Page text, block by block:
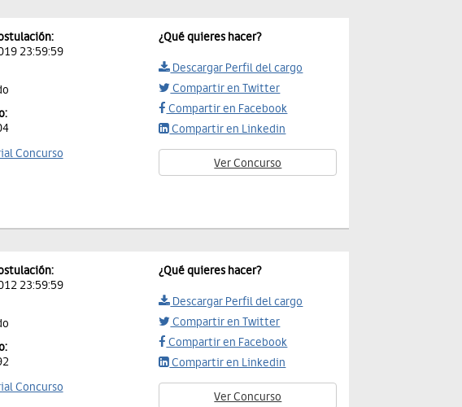
23:59:59
Concurso
¿Qué quieres hacer?
Descargar Perfil del cargo
Compartir en Twitter
Compartir en Facebook
Compartir en Linkedin
Ver Concurso
23:59:59
Concurso
¿Qué quieres hacer?
Descargar Perfil del cargo
Compartir en Twitter
Compartir en Facebook
Compartir en Linkedin
Ver Concurso